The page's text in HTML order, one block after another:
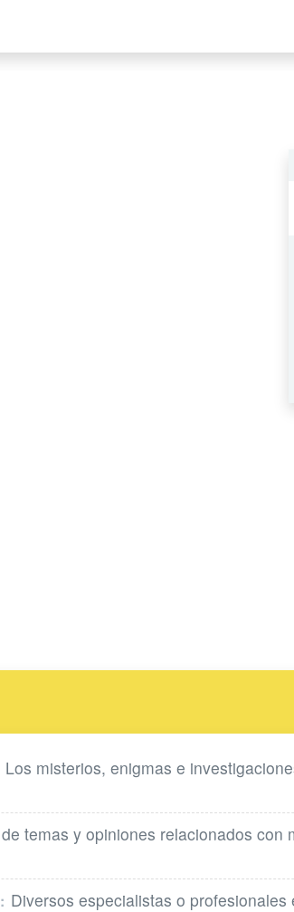
Los misterios, enigmas e
temas y opiniones relacionados con
Diversos especialistas o